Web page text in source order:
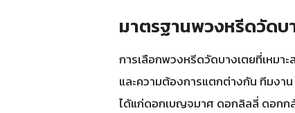
มาตรฐานพวงหรีดวัด
การเลือกพวงหรีดวัดบางเตยที่เหมา
และความต้องการแตกต่างกัน ทีมงา
ได้แก่ดอกเบญจมาศ ดอกลิลลี่ ดอกก